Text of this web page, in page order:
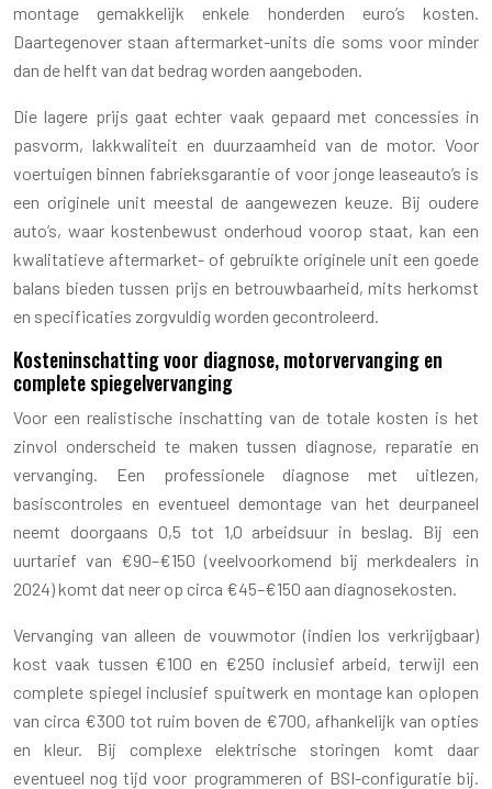
montage gemakkelijk enkele honderden euro’s kosten.
Daartegenover staan aftermarket-units die soms voor minder
dan de helft van dat bedrag worden aangeboden.
Die lagere prijs gaat echter vaak gepaard met concessies in
pasvorm, lakkwaliteit en duurzaamheid van de motor. Voor
voertuigen binnen fabrieksgarantie of voor jonge leaseauto’s is
een originele unit meestal de aangewezen keuze. Bij oudere
auto’s, waar kostenbewust onderhoud voorop staat, kan een
kwalitatieve aftermarket- of gebruikte originele unit een goede
balans bieden tussen prijs en betrouwbaarheid, mits herkomst
en specificaties zorgvuldig worden gecontroleerd.
Kosteninschatting voor diagnose, motorvervanging en
complete spiegelvervanging
Voor een realistische inschatting van de totale kosten is het
zinvol onderscheid te maken tussen diagnose, reparatie en
vervanging. Een professionele diagnose met uitlezen,
basiscontroles en eventueel demontage van het deurpaneel
neemt doorgaans 0,5 tot 1,0 arbeidsuur in beslag. Bij een
uurtarief van €90–€150 (veelvoorkomend bij merkdealers in
2024) komt dat neer op circa €45–€150 aan diagnosekosten.
Vervanging van alleen de vouwmotor (indien los verkrijgbaar)
kost vaak tussen €100 en €250 inclusief arbeid, terwijl een
complete spiegel inclusief spuitwerk en montage kan oplopen
van circa €300 tot ruim boven de €700, afhankelijk van opties
en kleur. Bij complexe elektrische storingen komt daar
eventueel nog tijd voor programmeren of BSI-configuratie bij.